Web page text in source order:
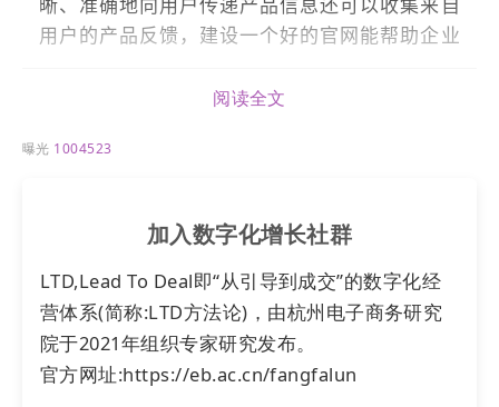
用户的产品反馈，建设一个好的官网能帮助企业
以官网为阵地
上海上搜基于LTD营销枢纽无代码编辑器，建设
数字化网站，为展会展提供宣传机会，并让访客
可以通过视频了解往期会展实况，网站呈现上会
更加引人注目。今年3月，第十四届上海紧固件专
业展将于国家会展中心（上海）举行，上海上搜
阅读全文
曝光 1004523
加入数字化增长社群
LTD,Lead To Deal即“从引导到成交”的数字化经
营体系(简称:LTD方法论)，由杭州电子商务研究
院于2021年组织专家研究发布。
官方网址:https://eb.ac.cn/fangfalun